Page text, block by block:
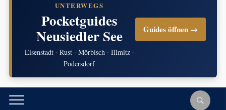
UNTERWEGS
Pocketguides
Neusiedler See
Eisenstadt · Rust · Mörbisch · Illmitz ·
Podersdorf
Guides öffnen →